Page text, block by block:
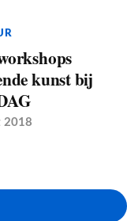
kunst bij
2018